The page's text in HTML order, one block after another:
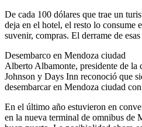
De cada 100 dólares que trae un
deja en el hotel, el resto lo consume
suvenir, compras. El derrame de
Desembarco en Mendoza ciudad
Alberto Albamonte, presidente de la
Johnson y Days Inn reconoció que
desembarcar en Mendoza ciudad
En el último año estuvieron en
en la nueva terminal de omnibus de